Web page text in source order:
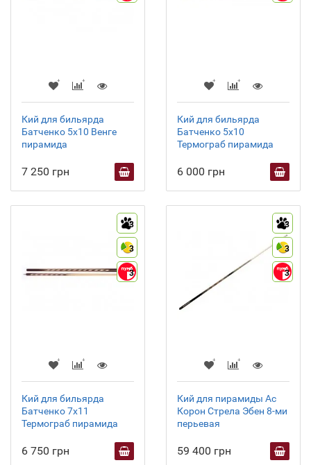
Кий для бильярда
Батченко 5х10 Венге
пирамида
7 250 грн
Кий для бильярда
Батченко 5х10
Термограб пирамида
6 000 грн
3
3
3
Кий для бильярда
Батченко 7х11
Термограб пирамида
6 750 грн
3
3
3
Кий для пирамиды Ас
Корон Стрела Эбен 8-ми
перьевая
59 400 грн